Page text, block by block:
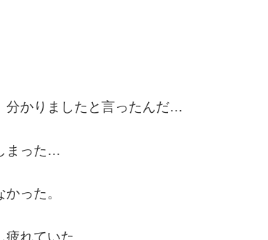
分かりましたと言ったんだ…
まった…
った。
れていた。